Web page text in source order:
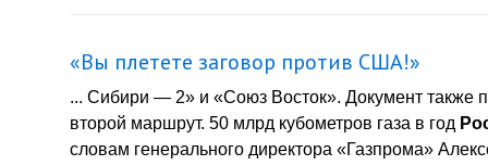
«Вы плетете заговор против США!»
... Сибири — 2» и «Союз Восток». Документ также
второй маршрут. 50 млрд кубометров газа в год
словам генерального директора «Газпрома»